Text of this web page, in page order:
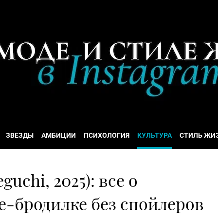
ЗВЕЗДЫ АМБИЦИИ ПСИХОЛОГИЯ КУЛЬТУРА СТИЛЬ
2025): все о
бродилке без спойлеров